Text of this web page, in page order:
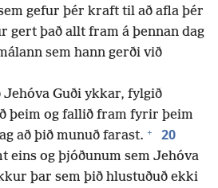
gefur þér kraft til að afla þér
gert það allt fram á þennan dag
sem hann gerði við
Jehóva Guði ykkar, fylgið
þeim og fallið fram fyrir þeim
að þið munuð farast. + 20
og þjóðunum sem Jehóva
þar sem þið hlustuðuð ekki